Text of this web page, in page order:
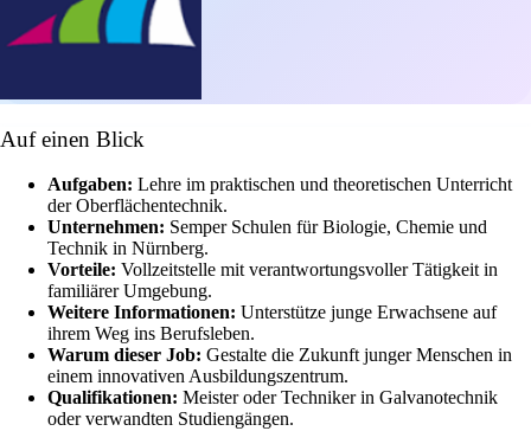
Auf einen Blick
Aufgaben: Lehre im praktischen und theoretischen Unterricht
der Oberflächentechnik.
Unternehmen: Semper Schulen für Biologie, Chemie und
Technik in Nürnberg.
Vorteile: Vollzeitstelle mit verantwortungsvoller Tätigkeit in
familiärer Umgebung.
Weitere Informationen: Unterstütze junge Erwachsene auf
ihrem Weg ins Berufsleben.
Warum dieser Job: Gestalte die Zukunft junger Menschen in
einem innovativen Ausbildungszentrum.
Qualifikationen: Meister oder Techniker in Galvanotechnik
oder verwandten Studiengängen.